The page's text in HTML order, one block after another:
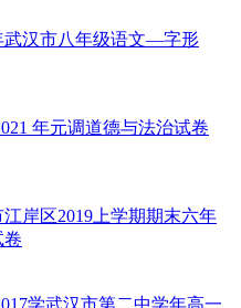
武汉市八年级语文—字形
年元调道德与法治试卷
岸区2019上学期期末六年
卷